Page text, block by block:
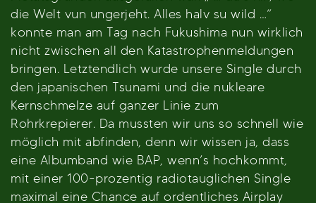
die Welt vun ungerjeht. Alles halv su wild …“
konnte man am Tag nach Fukushima nun wirklich
nicht zwischen all den Katastrophenmeldungen
bringen. Letztendlich wurde unsere Single durch
den japanischen Tsunami und die nukleare
Kernschmelze auf ganzer Linie zum
Rohrkrepierer. Da mussten wir uns so schnell wie
möglich mit abfinden, denn wir wissen ja, dass
eine Albumband wie BAP, wenn’s hochkommt,
mit einer 100-prozentig radiotauglichen Single
maximal eine Chance auf ordentliches Airplay